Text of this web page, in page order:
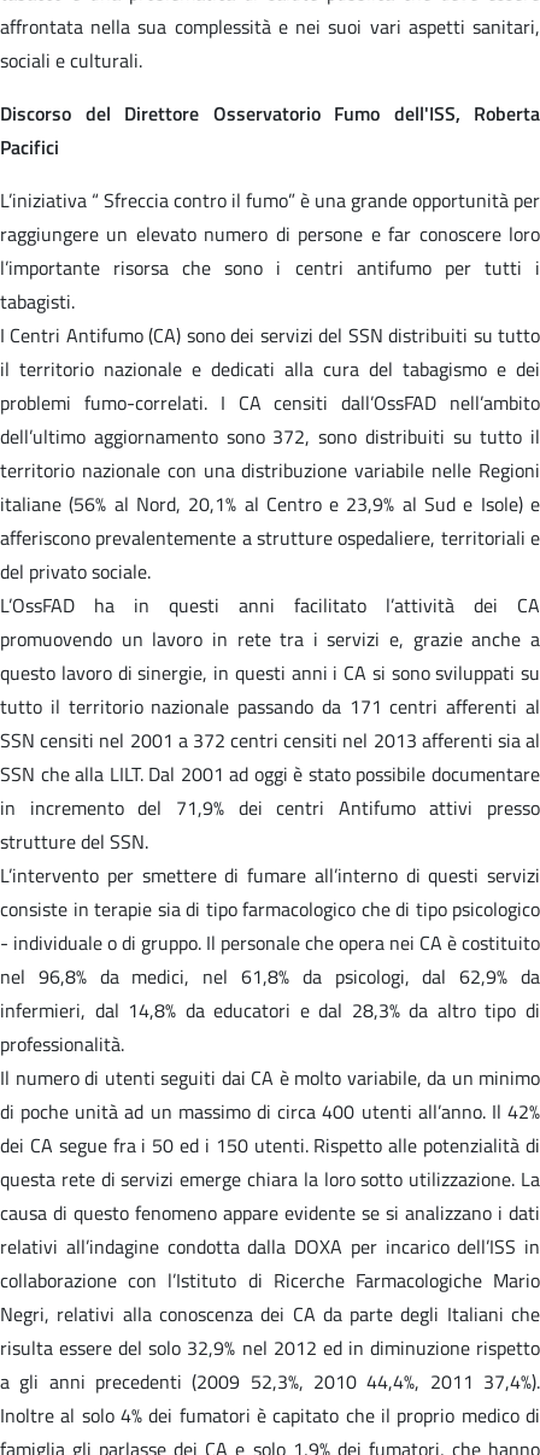
affrontata nella sua complessità e nei suoi vari aspetti sanitari,
sociali e culturali.
Discorso del Direttore Osservatorio Fumo dell'ISS, Roberta
Pacifici
L’iniziativa “ Sfreccia contro il fumo” è una grande opportunità per
raggiungere un elevato numero di persone e far conoscere loro
l’importante risorsa che sono i centri antifumo per tutti i
tabagisti.
I Centri Antifumo (CA) sono dei servizi del SSN distribuiti su tutto
il territorio nazionale e dedicati alla cura del tabagismo e dei
problemi fumo-correlati. I CA censiti dall’OssFAD nell’ambito
dell’ultimo aggiornamento sono 372, sono distribuiti su tutto il
territorio nazionale con una distribuzione variabile nelle Regioni
italiane (56% al Nord, 20,1% al Centro e 23,9% al Sud e Isole) e
afferiscono prevalentemente a strutture ospedaliere, territoriali e
del privato sociale.
L’OssFAD ha in questi anni facilitato l’attività dei CA
promuovendo un lavoro in rete tra i servizi e, grazie anche a
questo lavoro di sinergie, in questi anni i CA si sono sviluppati su
tutto il territorio nazionale passando da 171 centri afferenti al
SSN censiti nel 2001 a 372 centri censiti nel 2013 afferenti sia al
SSN che alla LILT. Dal 2001 ad oggi è stato possibile documentare
in incremento del 71,9% dei centri Antifumo attivi presso
strutture del SSN.
L’intervento per smettere di fumare all’interno di questi servizi
consiste in terapie sia di tipo farmacologico che di tipo psicologico
- individuale o di gruppo. Il personale che opera nei CA è costituito
nel 96,8% da medici, nel 61,8% da psicologi, dal 62,9% da
infermieri, dal 14,8% da educatori e dal 28,3% da altro tipo di
professionalità.
Il numero di utenti seguiti dai CA è molto variabile, da un minimo
di poche unità ad un massimo di circa 400 utenti all’anno. Il 42%
dei CA segue fra i 50 ed i 150 utenti. Rispetto alle potenzialità di
questa rete di servizi emerge chiara la loro sotto utilizzazione. La
causa di questo fenomeno appare evidente se si analizzano i dati
relativi all’indagine condotta dalla DOXA per incarico dell’ISS in
collaborazione con l’Istituto di Ricerche Farmacologiche Mario
Negri, relativi alla conoscenza dei CA da parte degli Italiani che
risulta essere del solo 32,9% nel 2012 ed in diminuzione rispetto
a gli anni precedenti (2009 52,3%, 2010 44,4%, 2011 37,4%).
Inoltre al solo 4% dei fumatori è capitato che il proprio medico di
famiglia gli parlasse dei CA e solo 1,9% dei fumatori, che hanno